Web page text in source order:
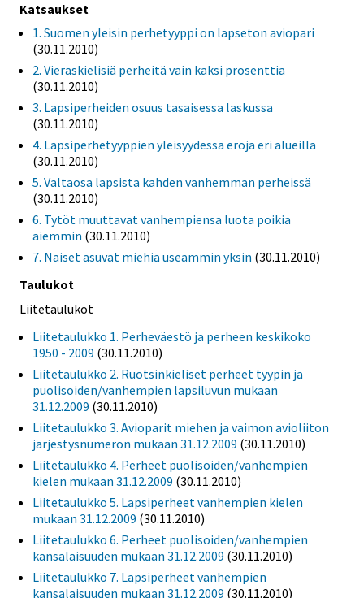
Katsaukset
1. Suomen yleisin perhetyyppi on lapseton aviopari
(30.11.2010)
2. Vieraskielisiä perheitä vain kaksi prosenttia
(30.11.2010)
3. Lapsiperheiden osuus tasaisessa laskussa
(30.11.2010)
4. Lapsiperhetyyppien yleisyydessä eroja eri alueilla
(30.11.2010)
5. Valtaosa lapsista kahden vanhemman perheissä
(30.11.2010)
6. Tytöt muuttavat vanhempiensa luota poikia
aiemmin (30.11.2010)
7. Naiset asuvat miehiä useammin yksin (30.11.2010)
Taulukot
Liitetaulukot
Liitetaulukko 1. Perheväestö ja perheen keskikoko
1950 - 2009 (30.11.2010)
Liitetaulukko 2. Ruotsinkieliset perheet tyypin ja
puolisoiden/vanhempien lapsiluvun mukaan
31.12.2009 (30.11.2010)
Liitetaulukko 3. Avioparit miehen ja vaimon avioliiton
järjestysnumeron mukaan 31.12.2009 (30.11.2010)
Liitetaulukko 4. Perheet puolisoiden/vanhempien
kielen mukaan 31.12.2009 (30.11.2010)
Liitetaulukko 5. Lapsiperheet vanhempien kielen
mukaan 31.12.2009 (30.11.2010)
Liitetaulukko 6. Perheet puolisoiden/vanhempien
kansalaisuuden mukaan 31.12.2009 (30.11.2010)
Liitetaulukko 7. Lapsiperheet vanhempien
kansalaisuuden mukaan 31.12.2009 (30.11.2010)